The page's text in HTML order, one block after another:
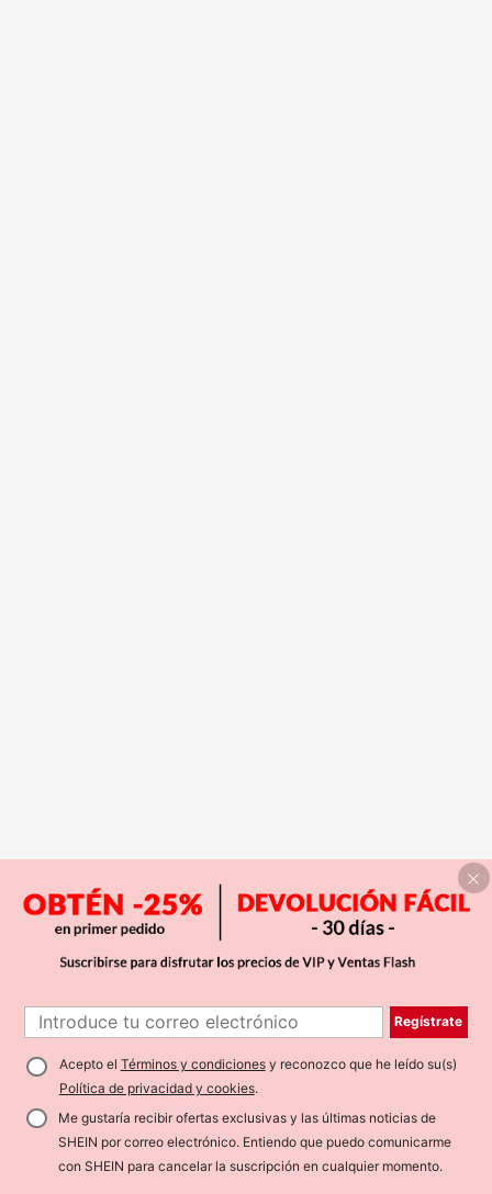
Regístrate
Acepto el Términos y condicionesy reconozco que he leído su(s)
Política de privacidad y cookies.
Me gustaría recibir ofertas exclusivas y las últimas noticias de
SHEIN por correo electrónico. Entiendo que puedo comunicarme
con SHEIN para cancelar la suscripción en cualquier momento.